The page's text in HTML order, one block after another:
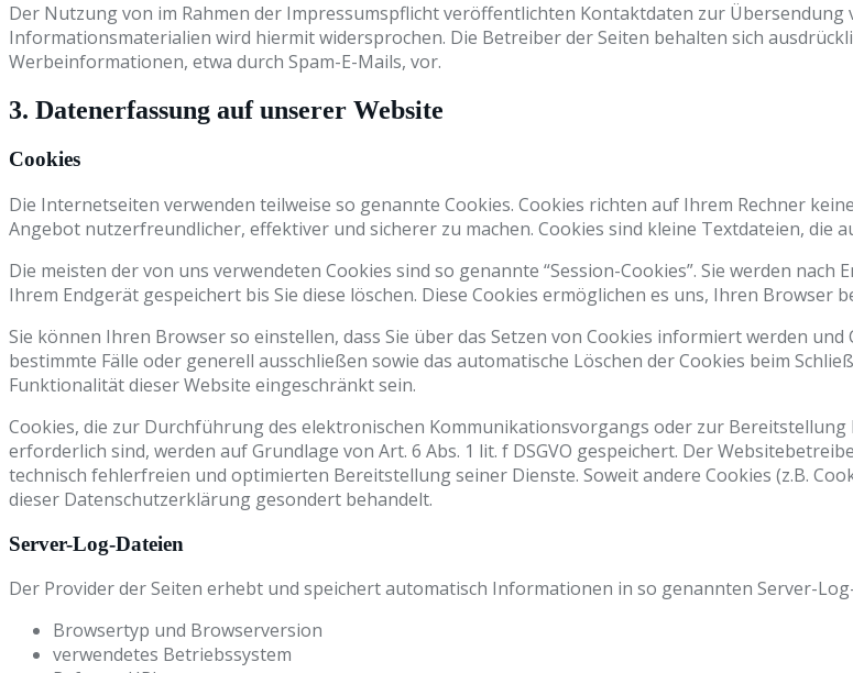
Der Nutzung von im Rahmen der Impressumspflicht veröffentlichten Kontaktdaten zur
Informationsmaterialien wird hiermit widersprochen. Die Betreiber der Seiten behalten sich
Werbeinformationen, etwa durch Spam-E-Mails, vor.
3. Datenerfassung auf unserer Website
Cookies
Die Internetseiten verwenden teilweise so genannte Cookies. Cookies richten auf Ihrem Rechner
Angebot nutzerfreundlicher, effektiver und sicherer zu machen. Cookies sind kleine Textdateien, die
Die meisten der von uns verwendeten Cookies sind so genannte “Session-Cookies”. Sie werden
Ihrem Endgerät gespeichert bis Sie diese löschen. Diese Cookies ermöglichen es uns, Ihren Browser
Sie können Ihren Browser so einstellen, dass Sie über das Setzen von Cookies informiert werden
bestimmte Fälle oder generell ausschließen sowie das automatische Löschen der Cookies beim
Funktionalität dieser Website eingeschränkt sein.
Cookies, die zur Durchführung des elektronischen Kommunikationsvorgangs oder zur
erforderlich sind, werden auf Grundlage von Art. 6 Abs. 1 lit. f DSGVO gespeichert. Der
technisch fehlerfreien und optimierten Bereitstellung seiner Dienste. Soweit andere Cookies (z.B.
dieser Datenschutzerklärung gesondert behandelt.
Server-Log-Dateien
Der Provider der Seiten erhebt und speichert automatisch Informationen in so genannten Server-
Browsertyp und Browserversion
verwendetes Betriebssystem